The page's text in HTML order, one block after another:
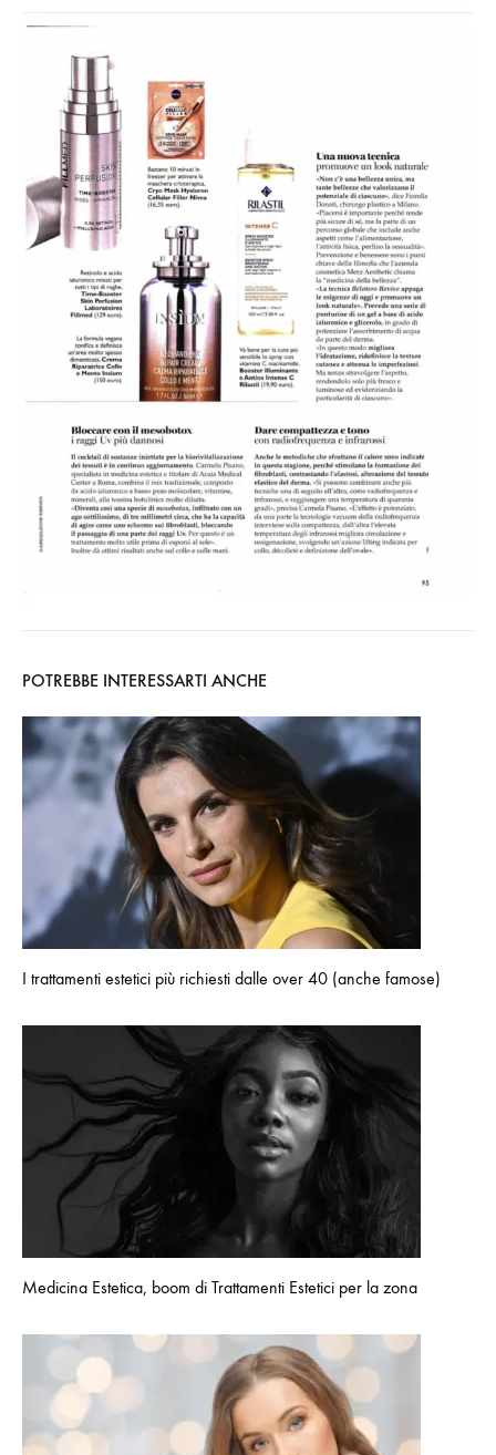
POTREBBE INTERESSARTI ANCHE
I trattamenti estetici più richiesti dalle over 40 (anche famose)
Medicina Estetica, boom di Trattamenti Estetici per la zona